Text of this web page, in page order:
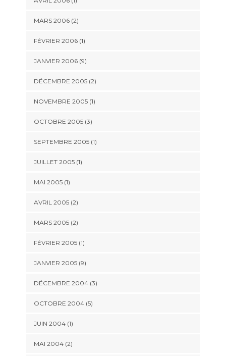
MARS 2006 (2)
FÉVRIER 2006 (1)
JANVIER 2006 (9)
DÉCEMBRE 2005 (2)
NOVEMBRE 2005 (1)
OCTOBRE 2005 (3)
SEPTEMBRE 2005 (1)
JUILLET 2005 (1)
MAI 2005 (1)
AVRIL 2005 (2)
MARS 2005 (2)
FÉVRIER 2005 (1)
JANVIER 2005 (9)
DÉCEMBRE 2004 (3)
OCTOBRE 2004 (5)
JUIN 2004 (1)
MAI 2004 (2)